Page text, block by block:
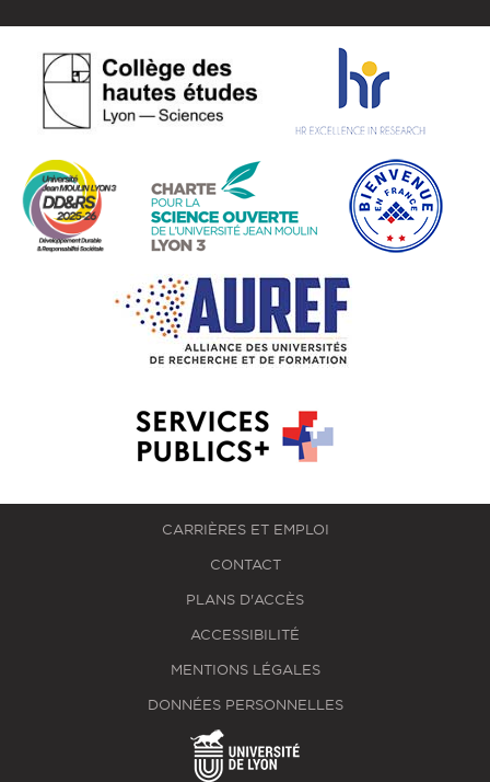
CARRIÈRES ET EMPLOI
CONTACT
PLANS D'ACCÈS
ACCESSIBILITÉ
MENTIONS LÉGALES
DONNÉES PERSONNELLES